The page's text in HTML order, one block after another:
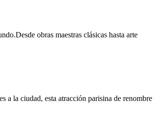
obras maestras clásicas hasta arte
a la ciudad, esta atracción parisina de renombre